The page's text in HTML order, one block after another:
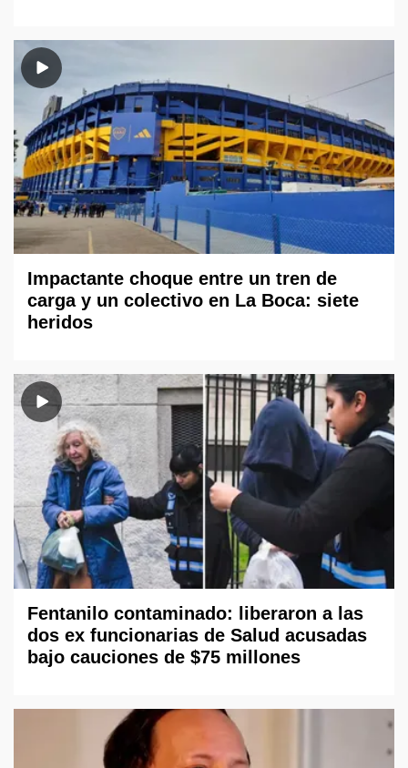
Impactante choque entre un tren de
carga y un colectivo en La Boca: siete
heridos
Fentanilo contaminado: liberaron a las
dos ex funcionarias de Salud acusadas
bajo cauciones de $75 millones